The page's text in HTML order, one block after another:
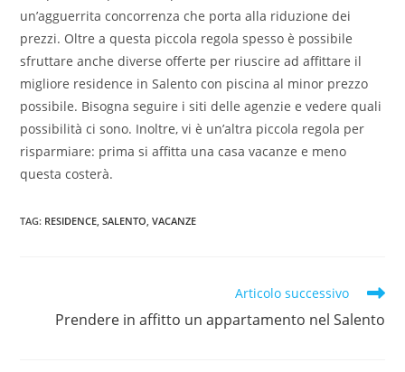
un’agguerrita concorrenza che porta alla riduzione dei
prezzi. Oltre a questa piccola regola spesso è possibile
sfruttare anche diverse offerte per riuscire ad affittare il
migliore residence in Salento con piscina al minor prezzo
possibile. Bisogna seguire i siti delle agenzie e vedere quali
possibilità ci sono. Inoltre, vi è un’altra piccola regola per
risparmiare: prima si affitta una casa vacanze e meno
questa costerà.
TAG: RESIDENCE SALENTO VACANZE
Articolo successivo
Prendere in affitto un appartamento nel Salento